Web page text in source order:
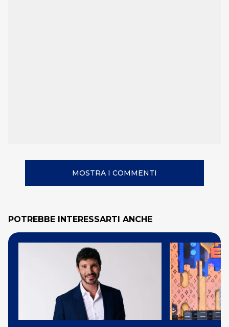
MOSTRA I COMMENTI
POTREBBE INTERESSARTI ANCHE